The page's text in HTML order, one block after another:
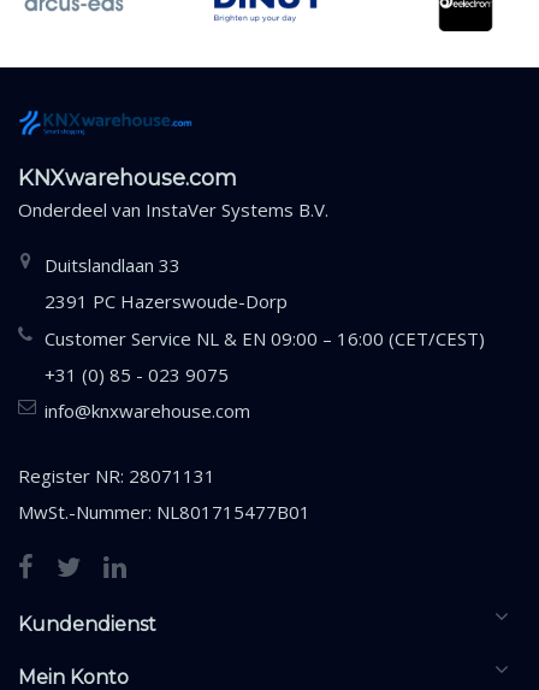
KNXwarehouse.com
Onderdeel van InstaVer Systems B.V.
Duitslandlaan 33
2391 PC Hazerswoude-Dorp
Customer Service NL & EN 09:00 – 16:00 (CET/CEST)
+31 (0) 85 - 023 9075
info@knxwarehouse.com
Register NR: 28071131
MwSt.-Nummer: NL801715477B01
Kundendienst
Mein Konto